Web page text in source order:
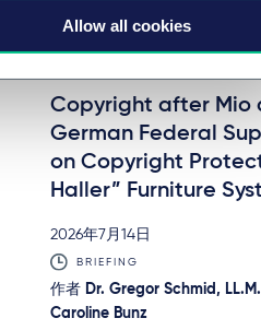
Allow all cookies
BGH-
S. 787 -
Dennis-
Pazifik-
ein
Richard
Copyright after Mio
German Federal
on Copyright
Haller” Furniture
2026年7月14日
BRIEFING
作者 Dr. Gregor Schmid,
Caroline Bunz